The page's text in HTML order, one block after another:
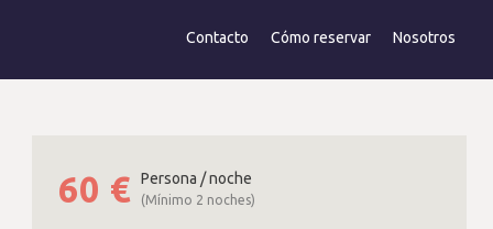
Nosotros
Cómo reservar
Contacto
60 € Persona / noche
(Mínimo 2 noches)